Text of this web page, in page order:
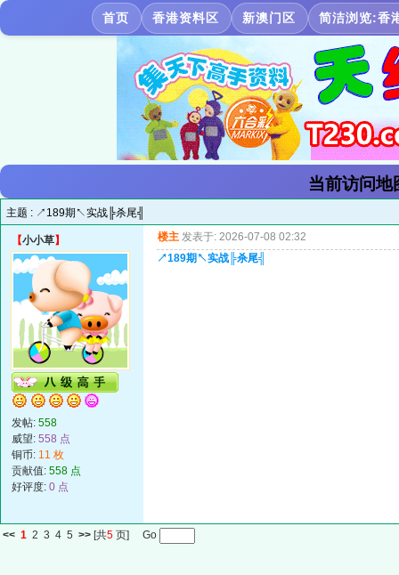
首页 香港资料区 新澳门区 简洁浏览:香
当前访问地
主题 : ↗189期↖实战╠杀尾╣
【小小草】
发帖: 558
威望: 558 点
铜币: 11 枚
贡献值: 558 点
好评度: 0 点
楼主 发表于: 2026-07-08 02:32
↗189期↖实战╠杀尾╣
<< 1 2 3 4 5 >> [共5 页] Go